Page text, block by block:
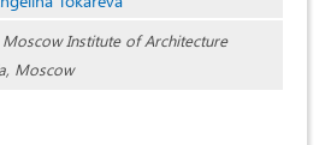
Institute of Architecture
Moscow